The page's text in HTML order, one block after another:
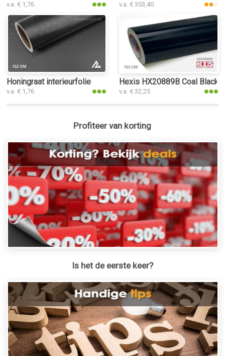
v.a. € 1,76 v.a. € 353,40
Honingraat interieurfolie
v.a. € 1,76
Hexis HX20889B Coal Black
v.a. € 32,25
Profiteer van korting
Is het de eerste keer?